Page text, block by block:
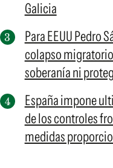
Galicia
Para EEUU Pedro
colapso
soberanía ni
España impone
de los controles
medidas